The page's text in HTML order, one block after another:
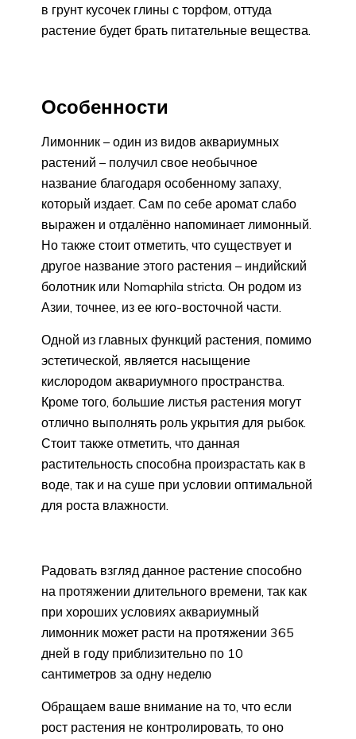
в грунт кусочек глины с торфом, оттуда
растение будет брать питательные вещества.
Особенности
Лимонник – один из видов аквариумных
растений – получил свое необычное
название благодаря особенному запаху,
который издает. Сам по себе аромат слабо
выражен и отдалённо напоминает лимонный.
Но также стоит отметить, что существует и
другое название этого растения – индийский
болотник или Nomaphila stricta. Он родом из
Азии, точнее, из ее юго-восточной части.
Одной из главных функций растения, помимо
эстетической, является насыщение
кислородом аквариумного пространства.
Кроме того, большие листья растения могут
отлично выполнять роль укрытия для рыбок.
Стоит также отметить, что данная
растительность способна произрастать как в
воде, так и на суше при условии оптимальной
для роста влажности.
Радовать взгляд данное растение способно
на протяжении длительного времени, так как
при хороших условиях аквариумный
лимонник может расти на протяжении 365
дней в году приблизительно по 10
сантиметров за одну неделю
Обращаем ваше внимание на то, что если
рост растения не контролировать, то оно